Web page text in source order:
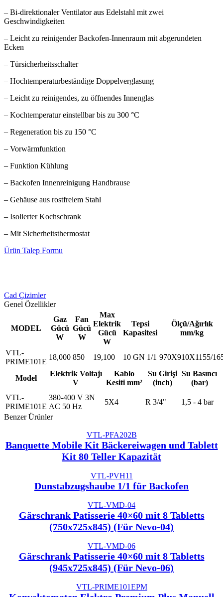
– Bi-direktionaler Ventilator aus Edelstahl mit zwei
Geschwindigkeiten
– Leicht zu reinigender Backofen-Innenraum mit abgerundeten
Ecken
– Türsicherheitsschalter
– Hochtemperaturbeständige Doppelverglasung
– Leicht zu reinigendes, zu öffnendes Innenglas
– Kochtemperatur einstellbar bis zu 300 °C
– Regeneration bis zu 150 °C
– Vorwärmfunktion
– Funktion Kühlung
– Backofen Innenreinigung Handbrause
– Gehäuse aus rostfreiem Stahl
– Isolierter Kochschrank
– Mit Sicherheitsthermostat
Ürün Talep Formu
Cad Çizimler
Genel Özellikler
MODEL
Gaz
Gücü
W
Fan
Gücü
W
Max
Elektrik
Gücü
W
Tepsi
Kapasitesi
Ölçü/Ağırlık
mm/kg
VTL-
PRIME101E
18,000 850 19,100 10 GN 1/1 970X910X1155/
Model
Elektrik Voltajı
V
Kablo
Kesiti mm²
Su Girişi
(inch)
Su Basıncı
(bar)
VTL-
PRIME101E
380-400 V 3N
AC 50 Hz
5X4 R 3/4"
1,5 - 4 bar
Benzer Ürünler
VTL-PFA202B
Banquette Mobile Kit Bäckereiwagen und Tablett
Kit 80 Teller Kapazität
VTL-PVH11
Dunstabzugshaube 1/1 für Backofen
VTL-VMD-04
Gärschrank Patisserie 40×60 mit 8 Tabletts
(750x725x845) (Für Nevo-04)
VTL-VMD-06
Gärschrank Patisserie 40×60 mit 8 Tabletts
(945x725x845) (Für Nevo-06)
VTL-PRIME101EPM